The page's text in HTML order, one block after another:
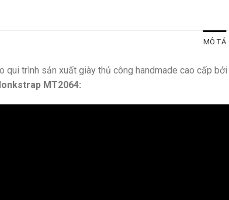
MÔ TẢ
qui trình sản xuất giày thủ công handmade cao cấp bởi
MT2064: